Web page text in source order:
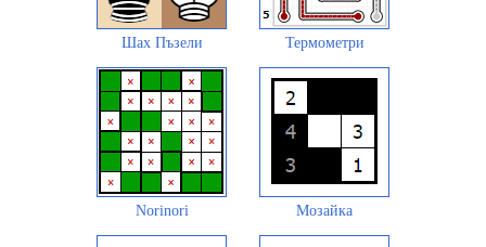
Шах Пъзели Термометри
Norinori Мозайка